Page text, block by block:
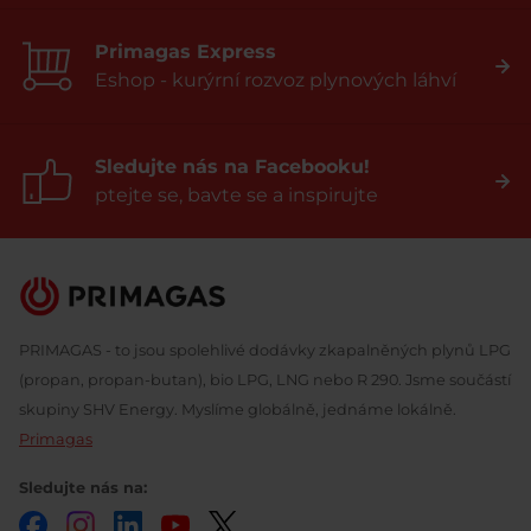
Primagas Express
Eshop - kurýrní rozvoz plynových láhví
Sledujte nás na Facebooku!
ptejte se, bavte se a inspirujte
PRIMAGAS - to jsou spolehlivé dodávky zkapalněných plynů LPG
(propan, propan-butan), bio LPG, LNG nebo R 290. Jsme součástí
skupiny SHV Energy. Myslíme globálně, jednáme lokálně.
Primagas
Sledujte nás na:
FacebookInstagramLinkedInYouTube